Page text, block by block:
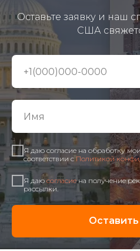
Оставьте заявку и наш
США
Я даю согласие на обработку
соответствии сПолитикой
Я даюсогласиена получение
рассылки.
Оставить